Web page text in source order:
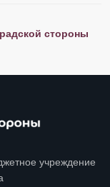
стороны
учреждение